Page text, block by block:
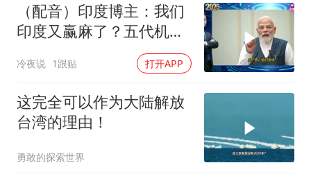
（配音）印度博主：我们
印度又赢麻了？五代机还
没搞利索，六代机标签先
贴上了，欧洲还排着队求
合作
冷夜说 1跟贴 打开APP
这完全可以作为大陆解放
台湾的理由！
勇敢的探索世界